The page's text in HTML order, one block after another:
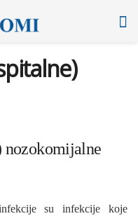
nozokomijalne
su infekcije koje